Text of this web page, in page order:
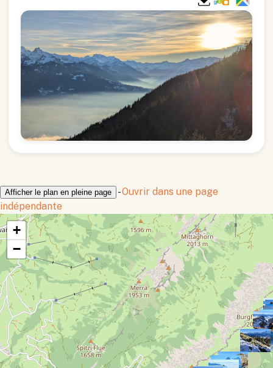
Afficher le plan en pleine page -Ouvrir dans une page
indépendante